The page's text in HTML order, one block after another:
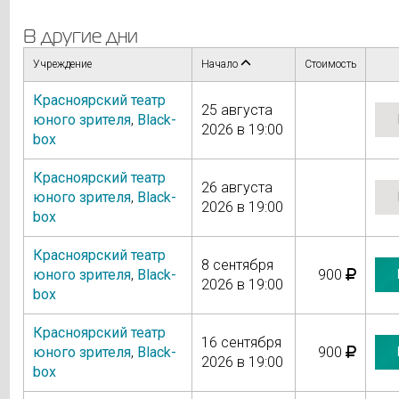
В другие дни
Учреждение Начало Стоимость
Красноярский театр
юного зрителя, Black-
box
25 августа
2026 в 19:00
Красноярский театр
юного зрителя, Black-
box
26 августа
2026 в 19:00
Красноярский театр
юного зрителя, Black-
box
8 сентября
2026 в 19:00
900
Красноярский театр
юного зрителя, Black-
box
16 сентября
2026 в 19:00
900